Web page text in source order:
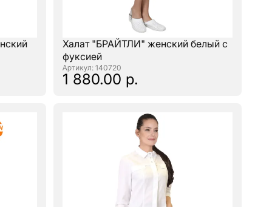
Халат "БРАЙТЛИ" женский белый с
фуксией
: 140720
1 880.00 р.